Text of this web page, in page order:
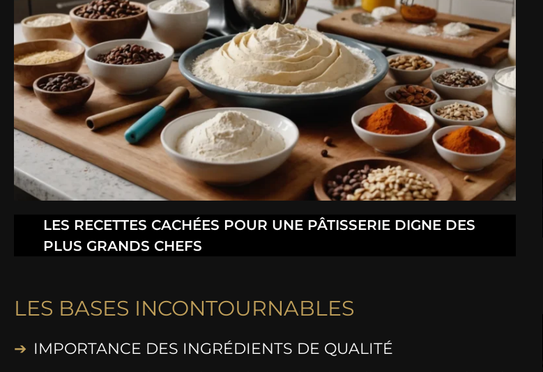
LES RECETTES CACHÉES POUR UNE PÂTISSERIE DIGNE DES
PLUS GRANDS CHEFS
LES BASES INCONTOURNABLES
IMPORTANCE DES INGRÉDIENTS DE QUALITÉ